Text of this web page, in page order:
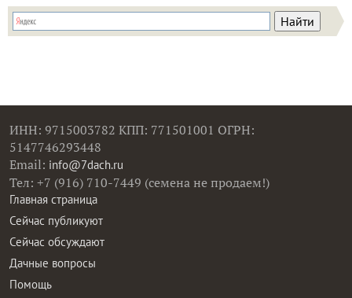
ИНН: 9715003782 КПП: 771501001 ОГРН:
5147746293448
Email: info@7dach.ru
Тел: +7 (916) 710-7449 (семена не продаем!)
Главная страница
Сейчас публикуют
Сейчас обсуждают
Дачные вопросы
Помощь